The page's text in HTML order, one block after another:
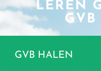
LEREN
GVB
GVB HALEN